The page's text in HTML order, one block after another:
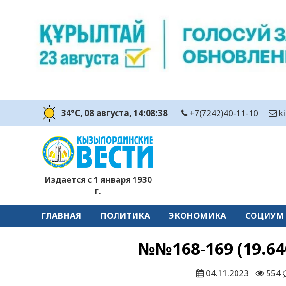
34°C, 08 августа, 14:08:39 +7(7242)40-11-10
Издается с 1 января 1930
г.
ГЛАВНАЯ ПОЛИТИКА ЭКОНОМИКА СОЦИУМ
№№168-169
04.11.2023 554